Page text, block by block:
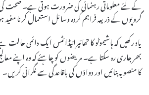
کے لئے معلوماتی رہنمائی کی ضرورت ہوتی ہے۔ صحت کی
گروپوں کے ذریعہ فراہم کردہ وسائل استعمال کرنا
یاد رکھیں کہ ہاشیموٹو کا تھائیرائیڈائٹس ایک دائمی
بھر جاری رہ سکتا ہے۔ مریضوں کو چاہئے کہ وہ اپنے
کا منصوبہ بنائیں اور دواؤں کی باقاعدگی سے نگرانی کریں۔